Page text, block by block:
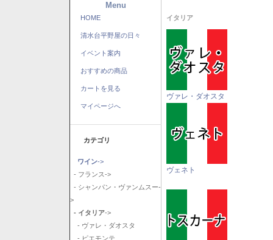
Menu
HOME
清水台平野屋の日々
イベント案内
おすすめの商品
カートを見る
マイページへ
カテゴリ
ワイン->
- フランス->
- シャンパン・ヴァンムスー-
>
- イタリア->
- ヴァレ・ダオスタ
- ピエモンテ
イタリア
ヴァレ・ダオスタ
ヴェネト